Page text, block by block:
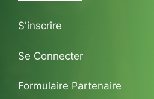
S'inscrire
Se Connecter
Formulaire Partenaire